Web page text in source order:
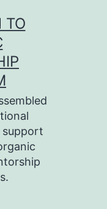
TO
support